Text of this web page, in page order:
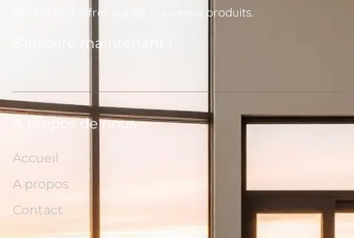
bénéficer d'offres sur de nouveaux produits.
S'inscrire maintenant !
A propos de nous
Accueil
A propos
Contact